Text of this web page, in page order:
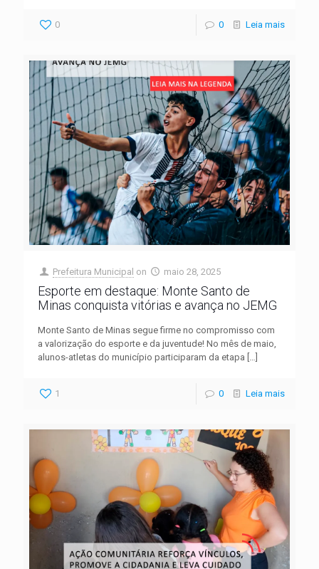
0 0 Leia mais
Prefeitura Municipal on maio 28, 2025
Esporte em destaque: Monte Santo de
Minas conquista vitórias e avança no JEMG
Monte Santo de Minas segue firme no compromisso com
a valorização do esporte e da juventude! No mês de maio,
alunos-atletas do município participaram da etapa […]
1 0 Leia mais